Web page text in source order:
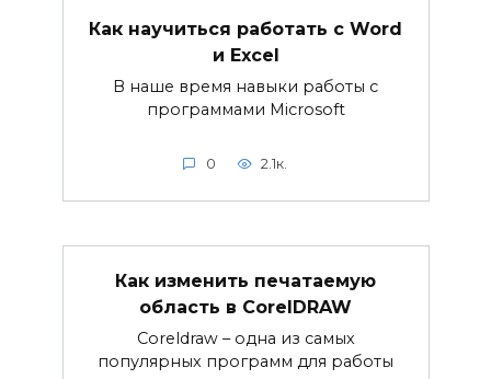
Как научиться работать с Word
и Excel
В наше время навыки работы с
программами Microsoft
0 2.1к.
Как изменить печатаемую
область в CorelDRAW
Coreldraw – одна из самых
популярных программ для работы